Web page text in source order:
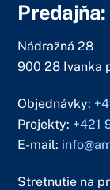
Predajňa:
Nádražná 28
900 28 Ivanka
Objednávky:
Projekty: +421
E-mail:
Stretnutie na